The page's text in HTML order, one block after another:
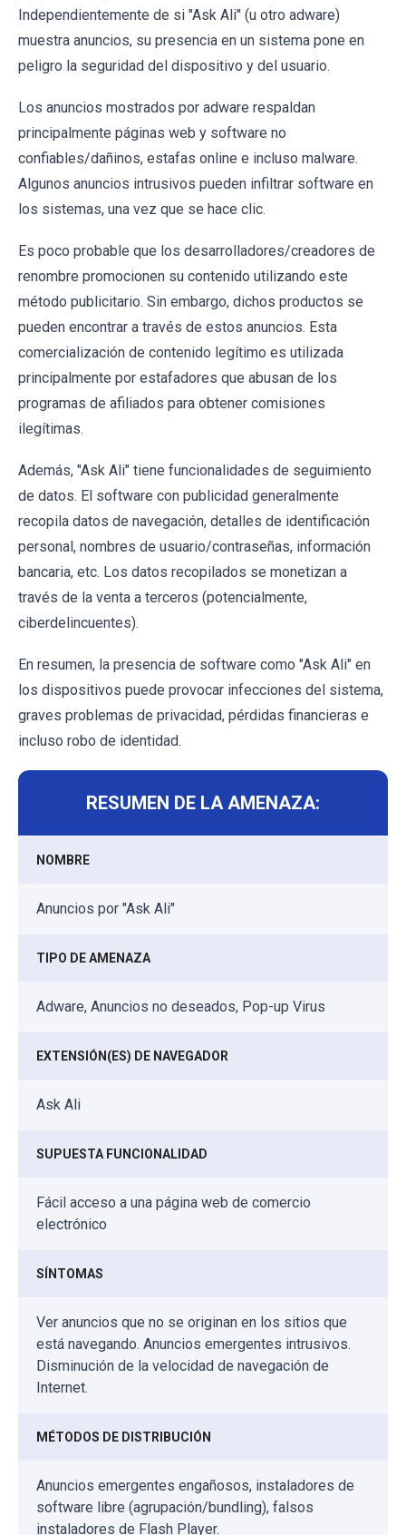
Independientemente de si "Ask Ali" (u otro adware)
muestra anuncios, su presencia en un sistema pone en
peligro la seguridad del dispositivo y del usuario.
Los anuncios mostrados por adware respaldan
principalmente páginas web y software no
confiables/dañinos, estafas online e incluso malware.
Algunos anuncios intrusivos pueden infiltrar software en
los sistemas, una vez que se hace clic.
Es poco probable que los desarrolladores/creadores de
renombre promocionen su contenido utilizando este
método publicitario. Sin embargo, dichos productos se
pueden encontrar a través de estos anuncios. Esta
comercialización de contenido legítimo es utilizada
principalmente por estafadores que abusan de los
programas de afiliados para obtener comisiones
ilegítimas.
Además, "Ask Ali" tiene funcionalidades de seguimiento
de datos. El software con publicidad generalmente
recopila datos de navegación, detalles de identificación
personal, nombres de usuario/contraseñas, información
bancaria, etc. Los datos recopilados se monetizan a
través de la venta a terceros (potencialmente,
ciberdelincuentes).
En resumen, la presencia de software como "Ask Ali" en
los dispositivos puede provocar infecciones del sistema,
graves problemas de privacidad, pérdidas financieras e
incluso robo de identidad.
RESUMEN DE LA AMENAZA:
NOMBRE
Anuncios por "Ask Ali"
TIPO DE AMENAZA
Adware, Anuncios no deseados, Pop-up Virus
EXTENSIÓN(ES) DE NAVEGADOR
Ask Ali
SUPUESTA FUNCIONALIDAD
Fácil acceso a una página web de comercio
electrónico
SÍNTOMAS
Ver anuncios que no se originan en los sitios que
está navegando. Anuncios emergentes intrusivos.
Disminución de la velocidad de navegación de
Internet.
MÉTODOS DE DISTRIBUCIÓN
Anuncios emergentes engañosos, instaladores de
software libre (agrupación/bundling), falsos
instaladores de Flash Player.